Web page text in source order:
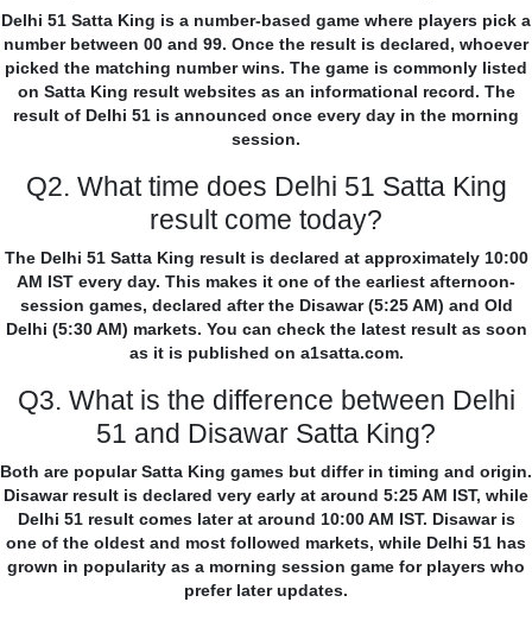
Delhi 51 Satta King is a number-based game where players pick a
number between 00 and 99. Once the result is declared, whoever
picked the matching number wins. The game is commonly listed
on Satta King result websites as an informational record. The
result of Delhi 51 is announced once every day in the morning
session.
Q2. What time does Delhi 51 Satta King
result come today?
The Delhi 51 Satta King result is declared at approximately 10:00
AM IST every day. This makes it one of the earliest afternoon-
session games, declared after the Disawar (5:25 AM) and Old
Delhi (5:30 AM) markets. You can check the latest result as soon
as it is published on a1satta.com.
Q3. What is the difference between Delhi
51 and Disawar Satta King?
Both are popular Satta King games but differ in timing and origin.
Disawar result is declared very early at around 5:25 AM IST, while
Delhi 51 result comes later at around 10:00 AM IST. Disawar is
one of the oldest and most followed markets, while Delhi 51 has
grown in popularity as a morning session game for players who
prefer later updates.